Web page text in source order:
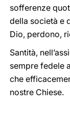
sofferenze
della società e
Dio, perdono,
Santità,
sempre fedele
che
nostre Chiese.